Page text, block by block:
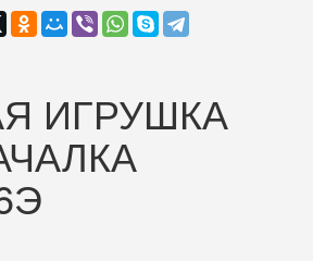
ИГРУШКА